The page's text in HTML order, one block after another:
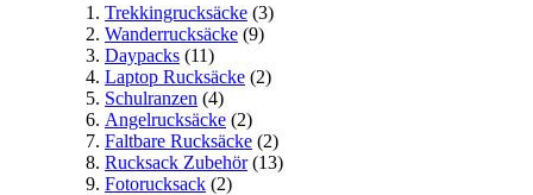
Trekkingrucksäcke (3)
Wanderrucksäcke (9)
Daypacks (11)
Laptop Rucksäcke (2)
Schulranzen (4)
Angelrucksäcke (2)
Faltbare Rucksäcke (2)
Rucksack Zubehör(13)
Fotorucksack (2)